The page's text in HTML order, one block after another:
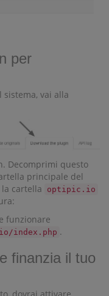
per
vai alla
Decomprimi questo
principale del
cartella
optipic.io
funzionare
index.php .
finanzia il tuo